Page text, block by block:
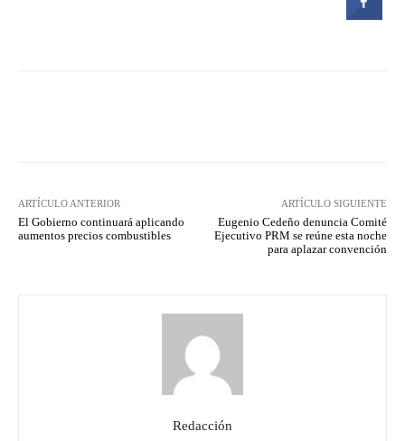
ARTÍCULO ANTERIOR
El Gobierno continuará aplicando
aumentos precios combustibles
ARTÍCULO SIGUIENTE
Eugenio Cedeño denuncia Comité
Ejecutivo PRM se reúne esta noche
para aplazar convención
Redacción